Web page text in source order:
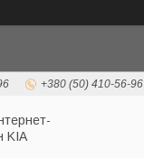
+380 (50) 410-56-96
KIA